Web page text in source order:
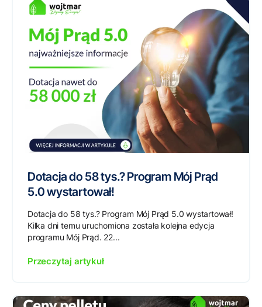
Dotacja do 58 tys.? Program Mój Prąd
5.0 wystartował!
Dotacja do 58 tys.? Program Mój Prąd 5.0 wystartował!
Kilka dni temu uruchomiona została kolejna edycja
programu Mój Prąd. 22...
Przeczytaj artykuł